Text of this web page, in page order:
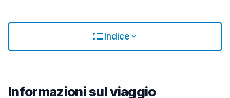
Indice
Informazioni sul viaggio